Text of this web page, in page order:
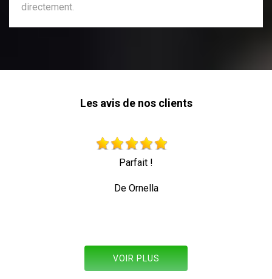
directement.
Les avis de nos clients
Très beau travail personne professionnelle qui travaille
VOIR PLUS